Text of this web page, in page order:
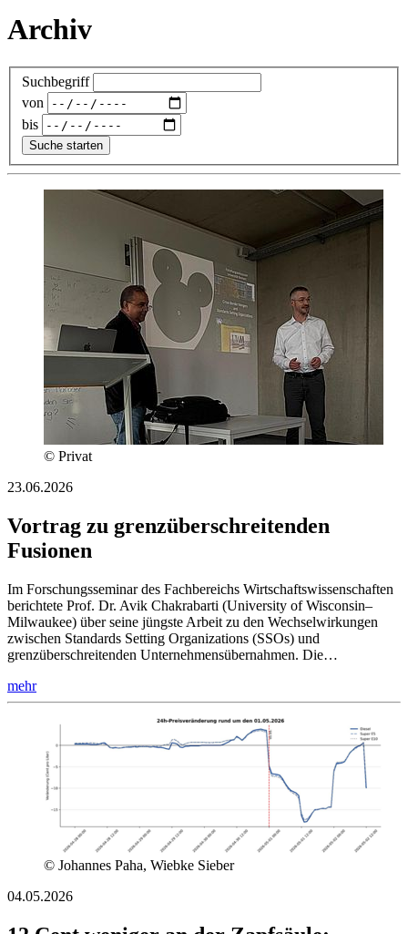
Archiv
Suchbegriff
von
bis
© Privat
23.06.2026
Vortrag zu grenzüberschreitenden
Fusionen
Im Forschungsseminar des Fachbereichs Wirtschaftswissenschaften
berichtete Prof. Dr. Avik Chakrabarti (University of Wisconsin–
Milwaukee) über seine jüngste Arbeit zu den Wechselwirkungen
zwischen Standards Setting Organizations (SSOs) und
grenzüberschreitenden Unternehmensübernahmen. Die…
mehr
© Johannes Paha, Wiebke Sieber
04.05.2026